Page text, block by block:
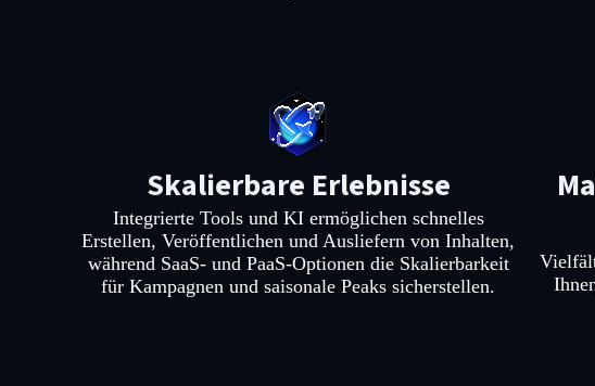
Skalierbare Erlebnisse
Integrierte Tools und KI ermöglichen schnelles
Erstellen, Veröffentlichen und Ausliefern von Inhalten,
während SaaS- und PaaS-Optionen die Skalierbarkeit
für Kampagnen und saisonale Peaks sicherstellen.